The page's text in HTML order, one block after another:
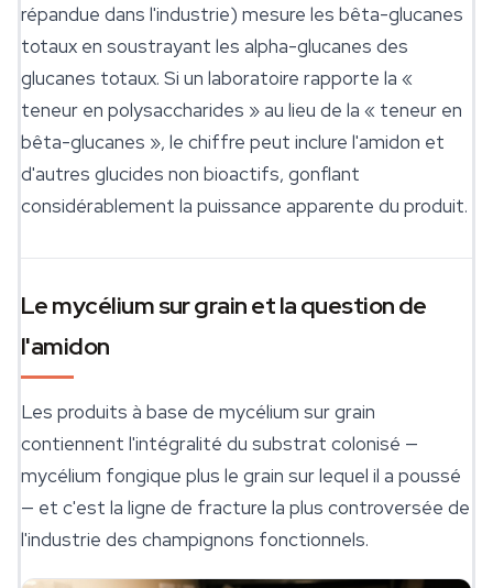
répandue dans l'industrie) mesure les bêta-glucanes
totaux en soustrayant les alpha-glucanes des
glucanes totaux. Si un laboratoire rapporte la «
teneur en polysaccharides » au lieu de la « teneur en
bêta-glucanes », le chiffre peut inclure l'amidon et
d'autres glucides non bioactifs, gonflant
considérablement la puissance apparente du produit.
Le mycélium sur grain et la question de
l'amidon
Les produits à base de mycélium sur grain
contiennent l'intégralité du substrat colonisé —
mycélium fongique plus le grain sur lequel il a poussé
— et c'est la ligne de fracture la plus controversée de
l'industrie des champignons fonctionnels.